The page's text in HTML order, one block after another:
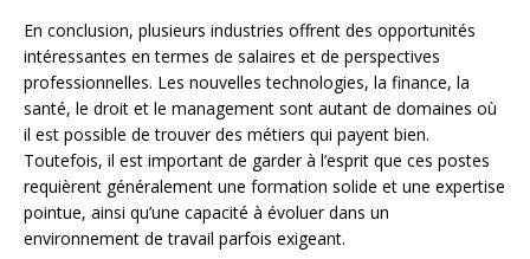
En conclusion, plusieurs industries offrent des opportunités
intéressantes en termes de salaires et de perspectives
professionnelles. Les nouvelles technologies, la finance, la
santé, le droit et le management sont autant de domaines où
il est possible de trouver des métiers qui payent bien.
Toutefois, il est important de garder à l’esprit que ces postes
requièrent généralement une formation solide et une expertise
pointue, ainsi qu’une capacité à évoluer dans un
environnement de travail parfois exigeant.